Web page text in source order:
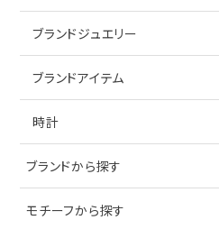
アイテムで探す
ブランドジュエリー
アイテムで探す
ブランドアイテム
アイテムで探す
時計
ブランドで探す
ブランドから探す
ティファニー
モチーフから探す